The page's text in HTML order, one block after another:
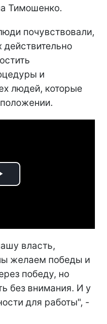
Тимошенко.
почувствовали,
действительно
и
людей, которые
власть,
желаем победы и
победу, но
без внимания. И у
для работы", -